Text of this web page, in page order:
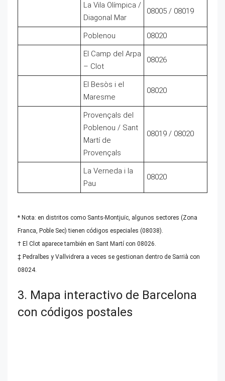
La Vila Olímpica /
Diagonal Mar
08005 / 08019
Poblenou
08020
El Camp del Arpa
– Clot
08026
El Besòs i el
Maresme
08020
Provençals del
Poblenou / Sant
Martí de
Provençals
08019 / 08020
La Verneda i la
Pau
08020
* Nota: en distritos como Sants-Montjuïc, algunos sectores (Zona
Franca, Poble Sec) tienen códigos especiales (08038).
† El Clot aparece también en Sant Martí con 08026.
‡ Pedralbes y Vallvidrera a veces se gestionan dentro de Sarrià con
08024.
3. Mapa interactivo de Barcelona
con códigos postales